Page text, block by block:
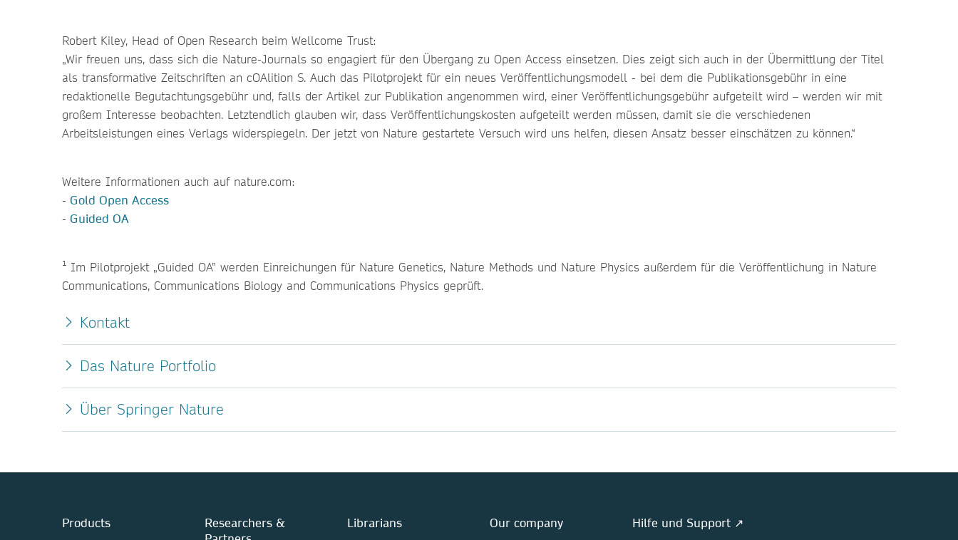
Robert Kiley, Head of Open Research beim Wellcome Trust:
„Wir freuen uns, dass sich die Nature-Journals so engagiert für den Übergang zu Open Access einsetzen. Dies zeigt sich auch in der Übermittlung der Titel
als transformative Zeitschriften an cOAlition S. Auch das Pilotprojekt für ein neues Veröffentlichungsmodell - bei dem die Publikationsgebühr in eine
redaktionelle Begutachtungsgebühr und, falls der Artikel zur Publikation angenommen wird, einer Veröffentlichungsgebühr aufgeteilt wird – werden wir mit
großem Interesse beobachten. Letztendlich glauben wir, dass Veröffentlichungskosten aufgeteilt werden müssen, damit sie die verschiedenen
Arbeitsleistungen eines Verlags widerspiegeln. Der jetzt von Nature gestartete Versuch wird uns helfen, diesen Ansatz besser einschätzen zu können.“
Weitere Informationen auch auf nature.com:
- Gold Open Access
- Guided OA
¹ Im Pilotprojekt „Guided OA” werden Einreichungen für Nature Genetics, Nature Methods und Nature Physics außerdem für die Veröffentlichung in Nature
Communications, Communications Biology and Communications Physics geprüft.
Kontakt
Das Nature Portfolio
Über Springer Nature
Products
Researchers &
Librarians Our company Hilfe und Support ↗